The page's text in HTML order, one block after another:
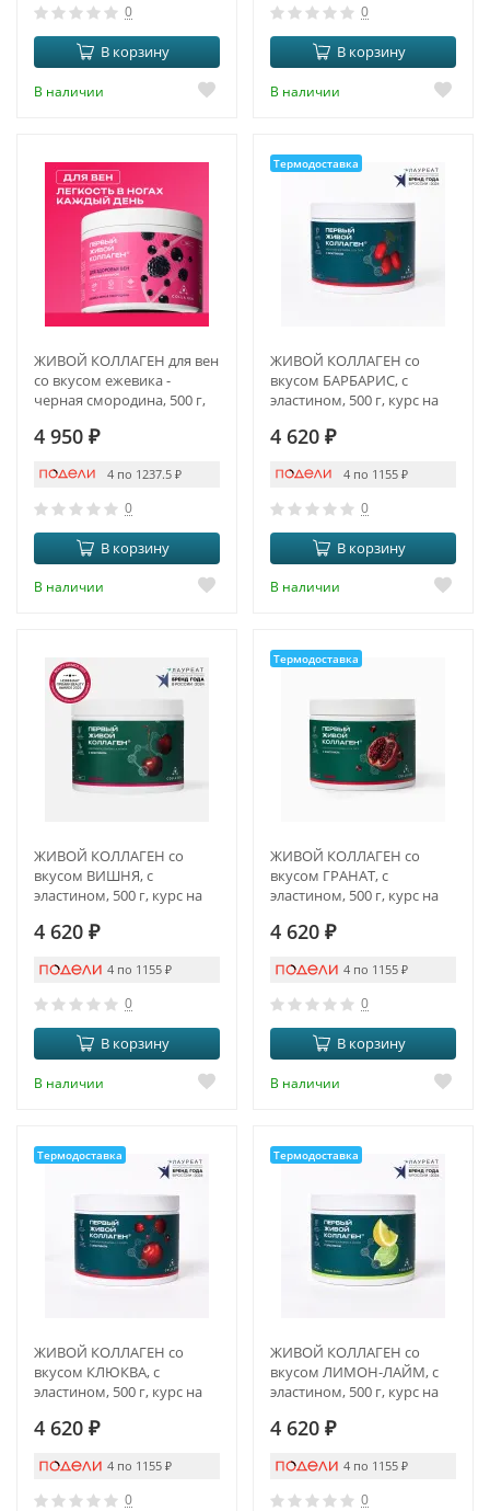
0
В корзину
В наличии
0
В корзину
В наличии
ЖИВОЙ КОЛЛАГЕН для вен
со вкусом ежевика -
черная смородина, 500 г,
4 950 ₽
4 по 1237.5 ₽
0
В корзину
В наличии
Термодоставка
ЖИВОЙ КОЛЛАГЕН со
вкусом БАРБАРИС, с
эластином, 500 г, курс на
4 620 ₽
4 по 1155 ₽
0
В корзину
В наличии
ЖИВОЙ КОЛЛАГЕН со
вкусом ВИШНЯ, с
эластином, 500 г, курс на
4 620 ₽
4 по 1155 ₽
0
В корзину
В наличии
Термодоставка
ЖИВОЙ КОЛЛАГЕН со
вкусом ГРАНАТ, с
эластином, 500 г, курс на
4 620 ₽
4 по 1155 ₽
0
В корзину
В наличии
Термодоставка
ЖИВОЙ КОЛЛАГЕН со
вкусом КЛЮКВА, с
эластином, 500 г, курс на
4 620 ₽
4 по 1155 ₽
0
Термодоставка
ЖИВОЙ КОЛЛАГЕН со
вкусом ЛИМОН-ЛАЙМ, с
эластином, 500 г, курс на
4 620 ₽
4 по 1155 ₽
0